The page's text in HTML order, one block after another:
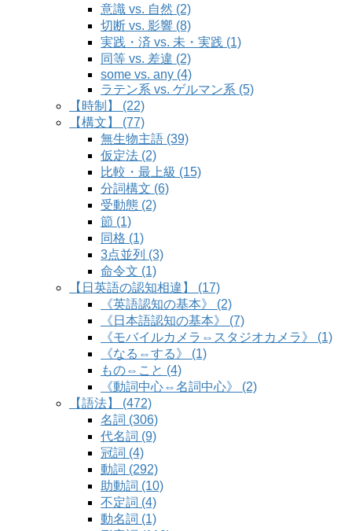
意識 vs. 自然 (2)
切断 vs. 影響 (8)
実践・済 vs. 未・実践 (1)
同等 vs. 差違 (2)
some vs. any (4)
ラテン系 vs. ゲルマン系 (5)
【時制】 (22)
【構文】 (77)
無生物主語 (39)
仮定法 (2)
比較・最上級 (15)
分詞構文 (6)
受動態 (2)
節 (1)
同格 (1)
3点並列 (3)
命令文 (1)
【日英語の認知相違】 (17)
《英語認知の基本》 (2)
《日本語認知の基本》 (7)
《モバイルカメラ⇔スタジオカメラ》 (1)
《なる⇔する》 (1)
もの⇔こと (4)
《動詞中心⇔名詞中心》 (2)
【語法】 (472)
名詞 (306)
代名詞 (9)
冠詞 (4)
動詞 (292)
助動詞 (10)
不定詞 (4)
動名詞 (1)